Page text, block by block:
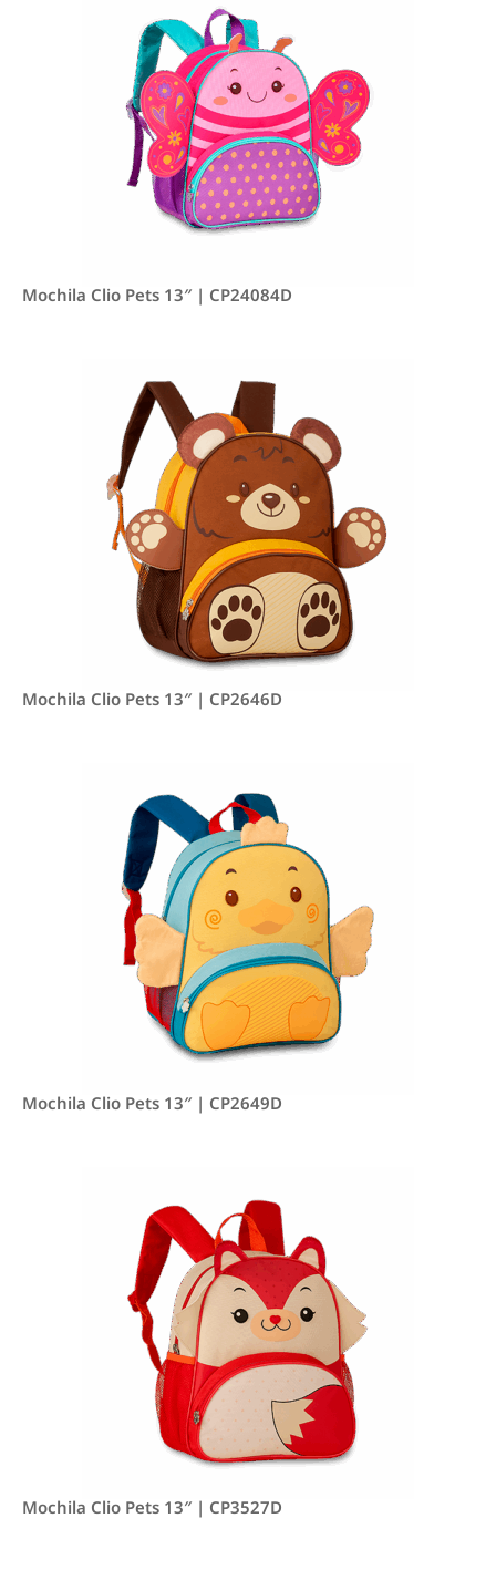
Mochila Clio Pets 13″ | CP24084D
Mochila Clio Pets 13″ | CP2646D
Mochila Clio Pets 13″ | CP2649D
Mochila Clio Pets 13″ | CP3527D